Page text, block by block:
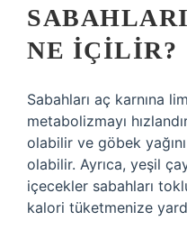
NE IÇILIR?
Sabahları aç karnına
metabolizmayı
olabilir ve göbek
olabilir. Ayrıca, yeşil
içecekler sabahları
kalori tüketmenize